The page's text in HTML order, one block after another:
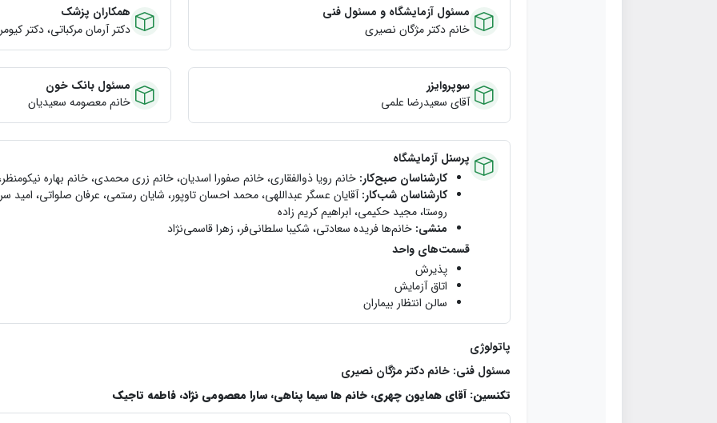
مسئول آزمایشگاه و مسئول فنی
خانم دکتر مژگان نصیری
همکاران پزشک
دکتر آرمان مرکباتی، دکتر
سوپروایزر
آقای سعیدرضا علمی
مسئول بانک خون
خانم معصومه سعیدیان
پرسنل آزمایشگاه
کارشناسان صبح‌کار: خانم رویا ذوالفقاری، خانم صفورا اسديان، خانم زري محمدي، خانم بهاره
کارشناسان شب‌کار:آقایان عسگر عبداللهی، محمد احسان تاوپور، شايان رستمي، عرفان صلواتي، اميد
روستا،‌ مجيد حكيمي، ابراهيم كريم زاده
منشی: خانم‌ها فریده سعادتی، شکیبا سلطانی‌فر، زهرا قاسمی‌نژاد
قسمت‌های واحد
پذیرش
اتاق آزمایش
سالن انتظار بیماران
پاتولوژی
مسئول فني: خانم دكتر م‍ژگان نصيري
تكنسين:آقاي همایون چهری،‌ خانم ها سيما پناهي،‌ سارا معصومي نژاد، فاطمه تاجيك